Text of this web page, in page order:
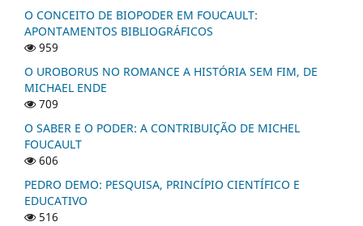
O CONCEITO DE BIOPODER EM FOUCAULT:
APONTAMENTOS BIBLIOGRÁFICOS
959
O UROBORUS NO ROMANCE A HISTÓRIA SEM FIM, DE
MICHAEL ENDE
709
O SABER E O PODER: A CONTRIBUIÇÃO DE MICHEL
FOUCAULT
606
PEDRO DEMO: PESQUISA, PRINCÍPIO CIENTÍFICO E
EDUCATIVO
516